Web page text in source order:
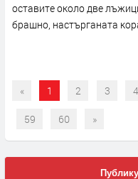
оставите около две
брашно, настърганата
« 1 2 3 4
59 60 »